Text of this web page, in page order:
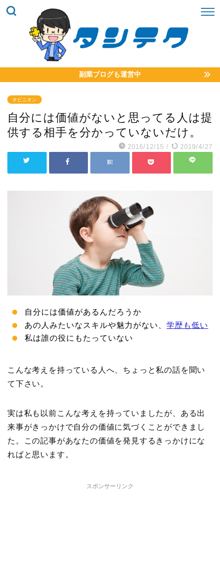
副業ブログも運営中
オピニオン
自分には価値がないと思ってる人は提
供する相手を分かっていないだけ。
2016/12/15 / 2019/4/27
自分には価値があるんだろうか
あの人みたいなスキルや魅力がない、 学歴も低い
私は誰の役にもたっていない
こんな考えを持っている人へ、ちょっと私の話を聞い
て下さい。
実は私も以前こんな考えを持っていましたが、ある出
来事がきっかけで自分の価値に気づくことができまし
た。この記事があなたの価値を発見するきっかけにな
ればと思います。
スポンサーリンク